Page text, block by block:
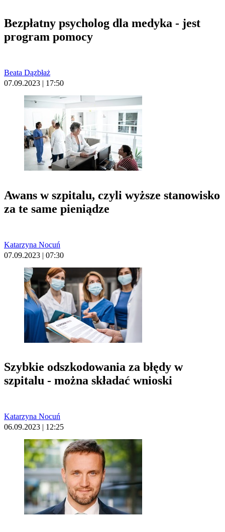
Bezpłatny psycholog dla medyka - jest
program pomocy
Beata Dązbłaż
07.09.2023 | 17:50
Awans w szpitalu, czyli wyższe stanowisko
za te same pieniądze
Katarzyna Nocuń
07.09.2023 | 07:30
Szybkie odszkodowania za błędy w
szpitalu - można składać wnioski
Katarzyna Nocuń
06.09.2023 | 12:25